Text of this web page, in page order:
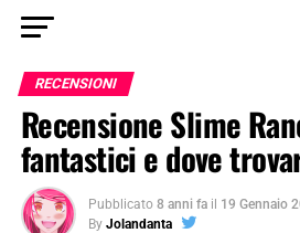
RECENSIONI
Recensione Slime
fantastici e dove
Pubblicato 8 anni fa il 19 Gennaio
By Jolandanta